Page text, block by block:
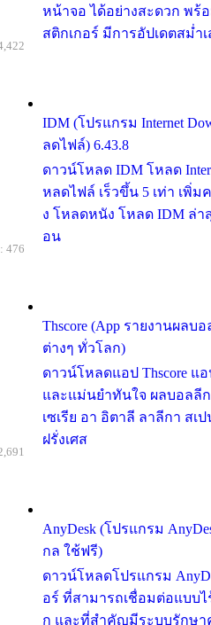
หน้าจอ ได้อย่างสะดวก พร้
สติกเกอร์ มีการอัปเดตสม่ำ
IDM (โปรแกรม Internet
ลดไฟล์) 6.43.8
ดาวน์โหลด IDM โหลด
หลดไฟล์ เร็วขึ้น 5 เท่า เพิ่ม
ง โหลดหนัง โหลด IDM ล่า
อน
Thscore (App รายงานผล
ต่างๆ ทั่วโลก)
ดาวน์โหลดแอป Thscore แ
และแม่นยำทันใจ ผลบอลลี
เซเรีย อา อิตาลี ลาลีกา สเ
ฝรั่งเศส
476
AnyDesk (โปรแกรม
กล ใช้ฟรี)
ดาวน์โหลดโปรแกรม
อร์ ที่สามารถเชื่อมต่อแบบ
ก และที่สำคัญมีระบบรักษา